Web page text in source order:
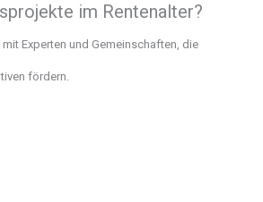
im Rentenalter?
mit Experten und Gemeinschaften, die
fördern.